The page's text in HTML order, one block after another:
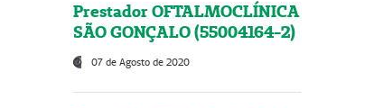
Prestador OFTALMOCLÍNICA
SÃO GONÇALO (55004164-2)
07 de Agosto de 2020